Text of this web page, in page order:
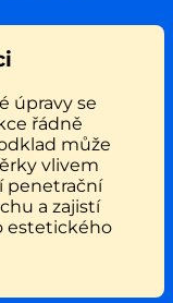
úpravy se
řádně
může
vlivem
penetrační
a zajistí
estetického